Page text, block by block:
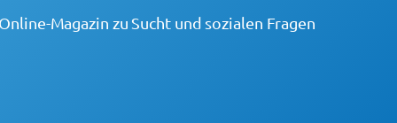
Magazin zu Sucht und sozialen Fragen